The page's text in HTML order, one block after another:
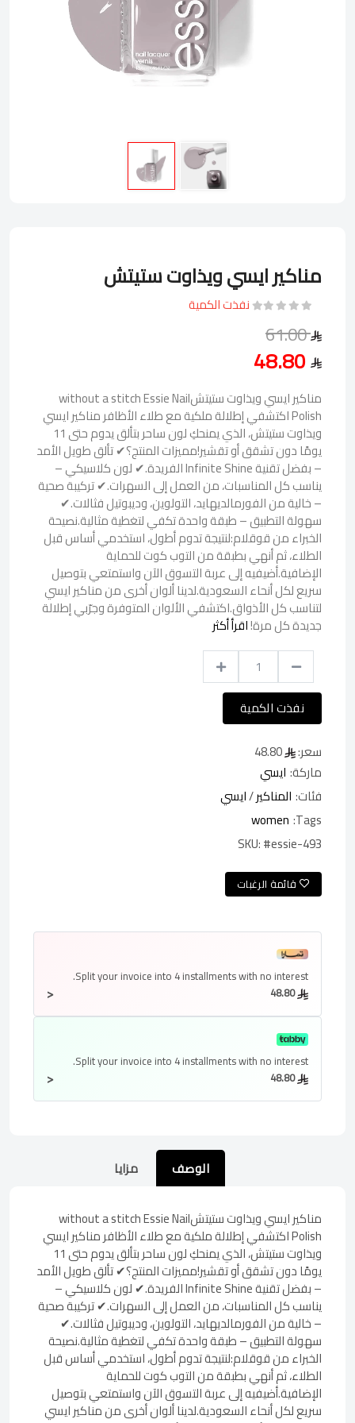
مناكير ايسي ويذاوت ستيتش
نفذت الكمية
61.00
مناكير ايسي ويذاوت ستيتشwithout a stitch Essie Nail
Polish اكتشفي إطلالة ملكية مع طلاء الأظافر مناكير ايسي
ويذاوت ستيتش، الذي يمنحكِ لون ساحر بتألق يدوم حتى 11
يومًا دون تشقق أو تقشير!مميزات المنتج؟✔ تألق طويل الأمد
– بفضل تقنية Infinite Shine الفريدة.✔ لون كلاسيكي –
يناسب كل المناسبات، من العمل إلى السهرات.✔ تركيبة صحية
– خالية من الفورمالديهايد، التولوين، وديبوتيل فثالات.✔
سهولة التطبيق – طبقة واحدة تكفي لتغطية مثالية.نصيحة
الخبراء من قوقلام:لنتيجة تدوم أطول، استخدمي أساس قبل
الطلاء، ثم أنهي بطبقة من التوب كوت للحماية
الإضافية.أضيفيه إلى عربة التسوق الآن واستمتعي بتوصيل
سريع لكل أنحاء السعودية.لدينا ألوان أخرى من مناكير ايسي
لتناسب كل الأذواق.اكتشفي الألوان المتوفرة وجرّبي إطلالة
جديدة كل مرة!اقرأ أكثر
نفذت الكمية
سعر:
ماركة: ايسي
فئات: المناكير/ايسي
Tags:
women
SKU:#essie-493
قائمة الرغبات
Split your invoice into 4 installmentswith no interest.
< 48.80
Split your invoice into 4 installmentswith no interest.
< 48.80
الوصف مزايا
مناكير ايسي ويذاوت ستيتشwithout a stitch Essie Nail
Polish اكتشفي إطلالة ملكية مع طلاء الأظافر مناكير ايسي
ويذاوت ستيتش، الذي يمنحكِ لون ساحر بتألق يدوم حتى 11
يومًا دون تشقق أو تقشير!مميزات المنتج؟✔ تألق طويل الأمد
– بفضل تقنية Infinite Shine الفريدة.✔ لون كلاسيكي –
يناسب كل المناسبات، من العمل إلى السهرات.✔ تركيبة صحية
– خالية من الفورمالديهايد، التولوين، وديبوتيل فثالات.✔
سهولة التطبيق – طبقة واحدة تكفي لتغطية مثالية.نصيحة
الخبراء من قوقلام:لنتيجة تدوم أطول، استخدمي أساس قبل
الطلاء، ثم أنهي بطبقة من التوب كوت للحماية
الإضافية.أضيفيه إلى عربة التسوق الآن واستمتعي بتوصيل
سريع لكل أنحاء السعودية.لدينا ألوان أخرى من مناكير ايسي